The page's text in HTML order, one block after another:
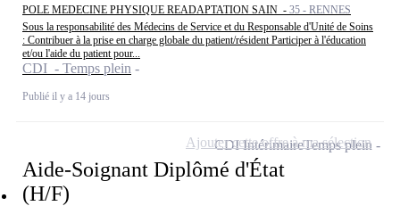
POLE MEDECINE PHYSIQUE READAPTATION SAIN - 35 - RENNES
Sous la responsabilité des Médecins de Service et du Responsable d'Unité de Soins
: Contribuer à la prise en charge globale du patient/résident Participer à l'éducation
et/ou l'aide du patient pour...
CDI - Temps plein
Publié il y a 14 jours
Aide-Soignant Diplômé d'État
(H/F)
CDI IntérimaireTemps plein
Ajouter cette offre à ma sélection